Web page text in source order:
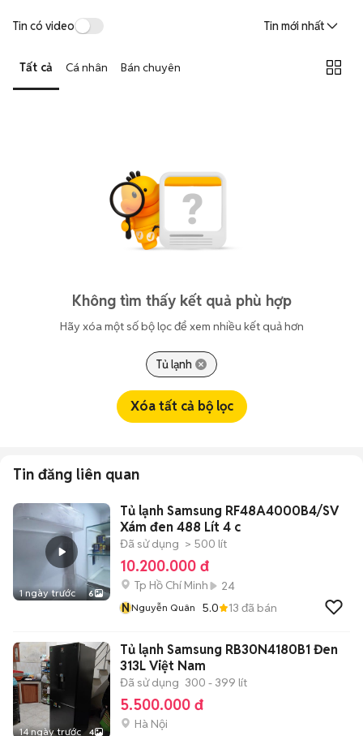
Tin có video Tin mới nhất
Tất cả Cá nhân Bán chuyên
Không tìm thấy kết quả phù hợp
Hãy xóa một số bộ lọc để xem nhiều kết quả hơn
Tủ lạnh
Xóa tất cả bộ lọc
Tin đăng liên quan
1 ngày trước 6
Tủ lạnh Samsung RF48A4000B4/SV
Xám đen 488 Lít 4 c
Đã sử dụng > 500 lít
10.200.000 đ
Tp Hồ Chí Minh
24
NNguyễn Quân 5.0 13 đã bán
14 ngày trước 4
Tủ lạnh Samsung RB30N4180B1 Đen
313L Việt Nam
Đã sử dụng 300 - 399 lít
5.500.000 đ
Hà Nội